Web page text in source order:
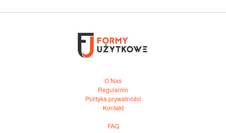
O Nas
Regulamin
Polityka prywatności
Kontakt
FAQ